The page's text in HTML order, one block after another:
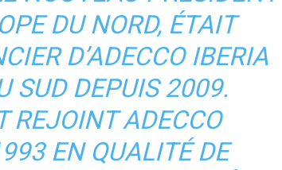
DU NORD, ÉTAIT
D’ADECCO IBERIA
SUD DEPUIS 2009.
REJOINT ADECCO
EN QUALITÉ DE